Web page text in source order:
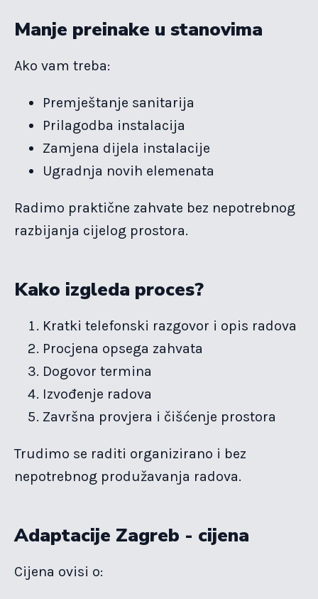
Manje preinake u stanovima
Ako vam treba:
Premještanje sanitarija
Prilagodba instalacija
Zamjena dijela instalacije
Ugradnja novih elemenata
Radimo praktične zahvate bez nepotrebnog
razbijanja cijelog prostora.
Kako izgleda proces?
Kratki telefonski razgovor i opis radova
Procjena opsega zahvata
Dogovor termina
Izvođenje radova
Završna provjera i čišćenje prostora
Trudimo se raditi organizirano i bez
nepotrebnog produžavanja radova.
Adaptacije Zagreb - cijena
Cijena ovisi o: